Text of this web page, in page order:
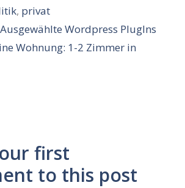
, privat
Wordpress PlugIns
Wohnung: 1-2 Zimmer in
first
to this post